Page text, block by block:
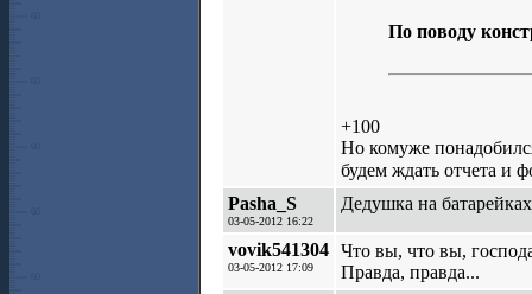
По поводу
+100
Но комуже
будем ждать отчета и
Pasha_S
03-05-2012 16:22
Дедушка на
vovik541304
03-05-2012 17:09
Что вы, что вы,
Правда, правда...